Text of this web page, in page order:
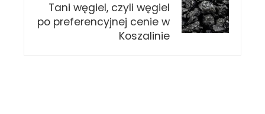
Tani węgiel, czyli węgiel
po preferencyjnej cenie w
Koszalinie